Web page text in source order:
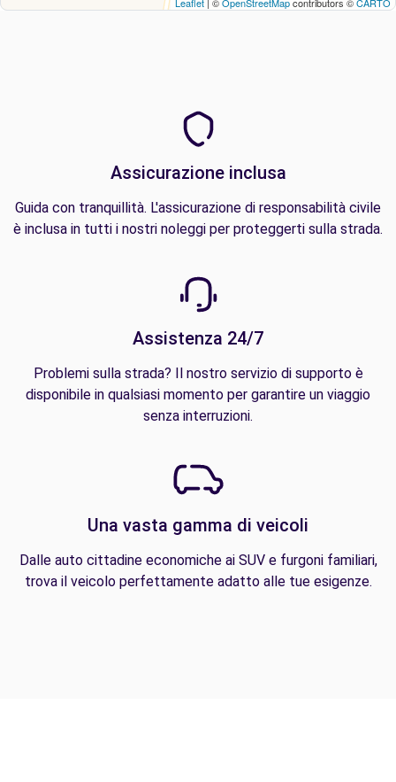
Assicurazione inclusa
Guida con tranquillità. L'assicurazione di responsabilità civile
è inclusa in tutti i nostri noleggi per proteggerti sulla strada.
Assistenza 24/7
Problemi sulla strada? Il nostro servizio di supporto è
disponibile in qualsiasi momento per garantire un viaggio
senza interruzioni.
Una vasta gamma di veicoli
Dalle auto cittadine economiche ai SUV e furgoni familiari,
trova il veicolo perfettamente adatto alle tue esigenze.